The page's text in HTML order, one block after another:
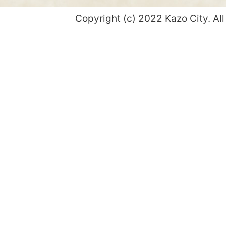
Copyright (c) 2022 Kazo City.